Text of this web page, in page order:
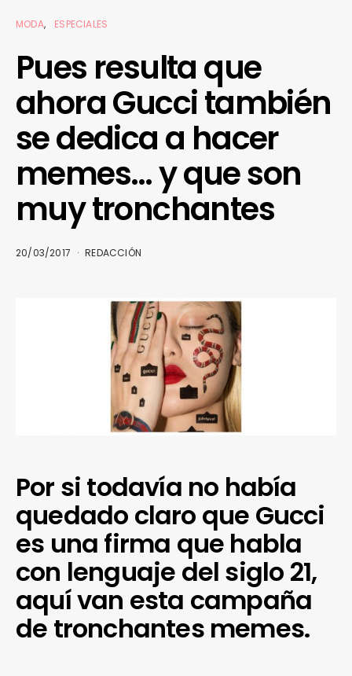
MODA ESPECIALES
Pues resulta que
ahora Gucci también
se dedica a hacer
memes… y que son
muy tronchantes
20/03/2017 REDACCIÓN
Por si todavía no había
quedado claro que Gucci
es una firma que habla
con lenguaje del siglo 21,
aquí van esta campaña
de tronchantes memes.